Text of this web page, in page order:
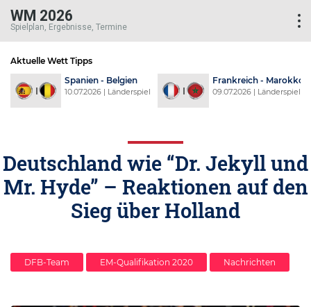
WM 2026
Spielplan, Ergebnisse, Termine
Aktuelle Wett Tipps
Spanien - Belgien
10.07.2026 | Länderspiel
Frankreich - Marokko
09.07.2026 | Länderspiel
Deutschland wie “Dr. Jekyll und
Mr. Hyde” – Reaktionen auf den
Sieg über Holland
DFB-Team EM-Qualifikation 2020 Nachrichten